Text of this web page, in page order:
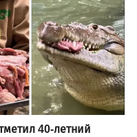
40-летний